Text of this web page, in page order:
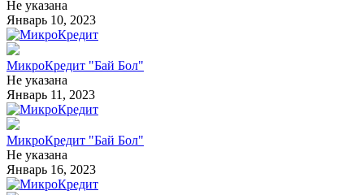
Не указана
Январь 10, 2023
МикроКредит "Бай Бол"
Не указана
Январь 11, 2023
МикроКредит "Бай Бол"
Не указана
Январь 16, 2023